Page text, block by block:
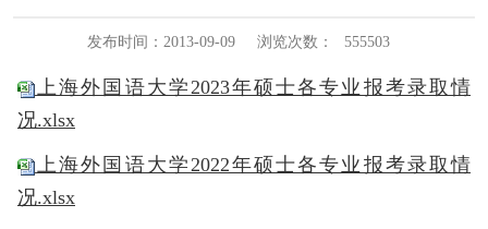
发布时间：2013-09-09 浏览次数： 555503
上海外国语大学2023年硕士各专业报考录取情
况.xlsx
上海外国语大学2022年硕士各专业报考录取情
况.xlsx